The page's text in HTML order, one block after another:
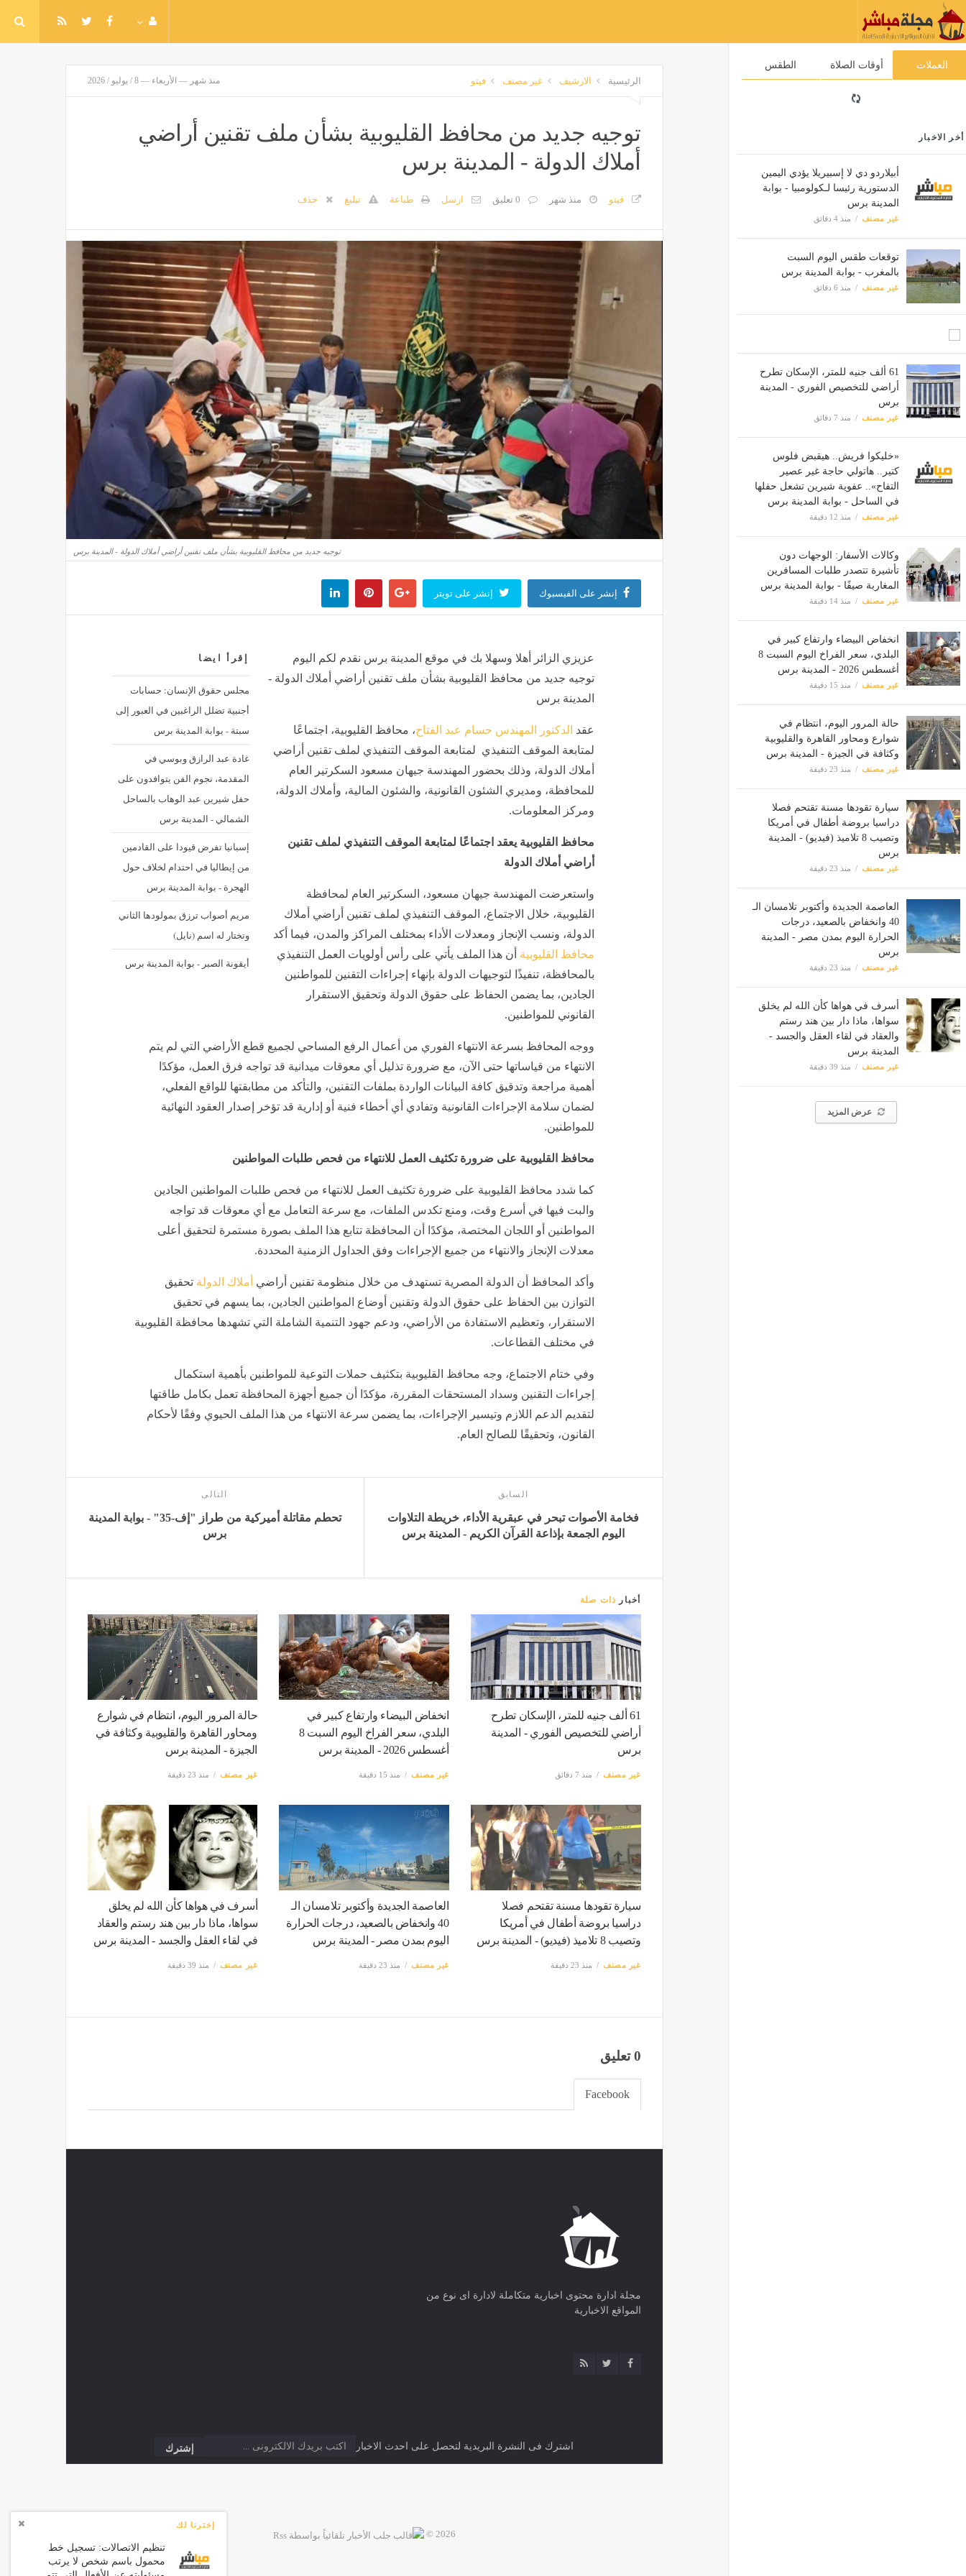
العملات أوقات الصلاة الطقس
أخر الاخبار
أبيلاردو دي لا إسبيريلا يؤدي اليمين
الدستورية رئيسا لـكولومبيا - بوابة
المدينة برس
غير مصنف منذ 4 دقائق
توقعات طقس اليوم السبت
بالمغرب - بوابة المدينة برس
غير مصنف منذ 6 دقائق
61 ألف جنيه للمتر، الإسكان تطرح
أراضي للتخصيص الفوري - المدينة
برس
غير مصنف منذ 7 دقائق
«خليكوا فريش.. هيقبض فلوس
كتير.. هاتولي حاجة غير عصير
التفاح».. عفوية شيرين تشعل حفلها
في الساحل - بوابة المدينة برس
غير مصنف منذ 12 دقيقة
وكالات الأسفار: الوجهات دون
تأشيرة تتصدر طلبات المسافرين
المغاربة صيفًا - بوابة المدينة برس
غير مصنف منذ 14 دقيقة
انخفاض البيضاء وارتفاع كبير في
البلدي، سعر الفراخ اليوم السبت 8
أغسطس 2026 - المدينة برس
غير مصنف منذ 15 دقيقة
حالة المرور اليوم، انتظام في
شوارع ومحاور القاهرة والقليوبية
وكثافة في الجيزة - المدينة برس
غير مصنف منذ 23 دقيقة
سيارة تقودها مسنة تقتحم فصلا
دراسيا بروضة أطفال في أمريكا
وتصيب 8 تلاميذ (فيديو) - المدينة
برس
غير مصنف منذ 23 دقيقة
العاصمة الجديدة وأكتوبر تلامسان الـ
40 وانخفاض بالصعيد، درجات
الحرارة اليوم بمدن مصر - المدينة
برس
غير مصنف منذ 23 دقيقة
أسرف في هواها كأن الله لم يخلق
سواها، ماذا دار بين هند رستم
والعقاد في لقاء العقل والجسد -
المدينة برس
غير مصنف منذ 39 دقيقة
عرض المزيد
الرئيسية الارشيف غير مصنف فيتو منذ شهر — الأربعاء — 8 / يوليو / 2026
توجيه جديد من محافظ القليوبية بشأن ملف تقنين أراضي
أملاك الدولة - المدينة برس
فيتو منذ شهر 0 تعليق ارسل طباعة تبليغ حذف
توجيه جديد من محافظ القليوبية بشأن ملف تقنين أراضي أملاك الدولة - المدينة برس
إنشر على الفيسبوك إنشر على تويتر
إقرأ ايضا
مجلس حقوق الإنسان: حسابات
أجنبية تضلل الراغبين في العبور إلى
سبتة - بوابة المدينة برس
غادة عبد الرازق وبوسي في
المقدمة، نجوم الفن يتوافدون على
حفل شيرين عبد الوهاب بالساحل
الشمالي - المدينة برس
إسبانيا تفرض قيودا على القادمين
من إيطاليا في احتدام لخلاف حول
الهجرة - بوابة المدينة برس
مريم أصواب ترزق بمولودها الثاني
وتختار له اسم (نايل)
أيقونة الصبر - بوابة المدينة برس
عزيزي الزائر أهلا وسهلا بك في موقع المدينة برس نقدم لكم اليوم
توجيه جديد من محافظ القليوبية بشأن ملف تقنين أراضي أملاك الدولة -
المدينة برس
عقد الدكتور المهندس حسام عبد الفتاح، محافظ القليوبية، اجتماعًا
لمتابعة الموقف التنفيذي لمتابعة الموقف التنفيذي لملف تقنين أراضي
أملاك الدولة، وذلك بحضور المهندسة جيهان مسعود السكرتير العام
للمحافظة، ومديري الشئون القانونية، والشئون المالية، وأملاك الدولة،
ومركز المعلومات.
محافظ القليوبية يعقد اجتماعًا لمتابعة الموقف التنفيذي لملف تقنين
أراضي أملاك الدولة
واستعرضت المهندسة جيهان مسعود، السكرتير العام لمحافظة
القليوبية، خلال الاجتماع، الموقف التنفيذي لملف تقنين أراضي أملاك
الدولة، ونسب الإنجاز ومعدلات الأداء بمختلف المراكز والمدن، فيما أكد
محافظ القليوبية أن هذا الملف يأتي على رأس أولويات العمل التنفيذي
بالمحافظة، تنفيذًا لتوجيهات الدولة بإنهاء إجراءات التقنين للمواطنين
الجادين، بما يضمن الحفاظ على حقوق الدولة وتحقيق الاستقرار
القانوني للمواطنين.
ووجه المحافظ بسرعة الانتهاء الفوري من أعمال الرفع المساحي لجميع قطع الأراضي التي لم يتم
الانتهاء من قياساتها حتى الآن، مع ضرورة تذليل أي معوقات ميدانية قد تواجه فرق العمل، مؤكدًا
أهمية مراجعة وتدقيق كافة البيانات الواردة بملفات التقنين، والتأكد من مطابقتها للواقع الفعلي،
لضمان سلامة الإجراءات القانونية وتفادي أي أخطاء فنية أو إدارية قد تؤخر إصدار العقود النهائية
للمواطنين.
محافظ القليوبية على ضرورة تكثيف العمل للانتهاء من فحص طلبات المواطنين
كما شدد محافظ القليوبية على ضرورة تكثيف العمل للانتهاء من فحص طلبات المواطنين الجادين
والبت فيها في أسرع وقت، ومنع تكدس الملفات، مع سرعة التعامل مع أي معوقات قد تواجه
المواطنين أو اللجان المختصة، مؤكدًا أن المحافظة تتابع هذا الملف بصورة مستمرة لتحقيق أعلى
معدلات الإنجاز والانتهاء من جميع الإجراءات وفق الجداول الزمنية المحددة.
وأكد المحافظ أن الدولة المصرية تستهدف من خلال منظومة تقنين أراضي أملاك الدولة تحقيق
التوازن بين الحفاظ على حقوق الدولة وتقنين أوضاع المواطنين الجادين، بما يسهم في تحقيق
الاستقرار، وتعظيم الاستفادة من الأراضي، ودعم جهود التنمية الشاملة التي تشهدها محافظة القليوبية
في مختلف القطاعات.
وفي ختام الاجتماع، وجه محافظ القليوبية بتكثيف حملات التوعية للمواطنين بأهمية استكمال
إجراءات التقنين وسداد المستحقات المقررة، مؤكدًا أن جميع أجهزة المحافظة تعمل بكامل طاقتها
لتقديم الدعم اللازم وتيسير الإجراءات، بما يضمن سرعة الانتهاء من هذا الملف الحيوي وفقًا لأحكام
القانون، وتحقيقًا للصالح العام.
إخترنا لك
تنظيم الاتصالات: تسجيل خط
محمول باسم شخص لا يرتب
السابق
فخامة الأصوات تبحر في عبقرية الأداء، خريطة التلاوات
اليوم الجمعة بإذاعة القرآن الكريم - المدينة برس
التالى
تحطم مقاتلة أميركية من طراز "إف-35" - بوابة المدينة
برس
أخبار ذات صلة
61 ألف جنيه للمتر، الإسكان تطرح
أراضي للتخصيص الفوري - المدينة
برس
غير مصنف منذ 7 دقائق
انخفاض البيضاء وارتفاع كبير في
البلدي، سعر الفراخ اليوم السبت 8
أغسطس 2026 - المدينة برس
غير مصنف منذ 15 دقيقة
حالة المرور اليوم، انتظام في شوارع
ومحاور القاهرة والقليوبية وكثافة في
الجيزة - المدينة برس
غير مصنف منذ 23 دقيقة
سيارة تقودها مسنة تقتحم فصلا
دراسيا بروضة أطفال في أمريكا
وتصيب 8 تلاميذ (فيديو) - المدينة برس
غير مصنف منذ 23 دقيقة
العاصمة الجديدة وأكتوبر تلامسان الـ
40 وانخفاض بالصعيد، درجات الحرارة
اليوم بمدن مصر - المدينة برس
غير مصنف منذ 23 دقيقة
أسرف في هواها كأن الله لم يخلق
سواها، ماذا دار بين هند رستم والعقاد
في لقاء العقل والجسد - المدينة برس
غير مصنف منذ 39 دقيقة
0 تعليق
Facebook
مجلة ادارة محتوى اخبارية متكاملة لادارة اى نوع من
المواقع الاخبارية
اشترك فى النشرة البريدية لتحصل على احدث الاخبار
2026 ©